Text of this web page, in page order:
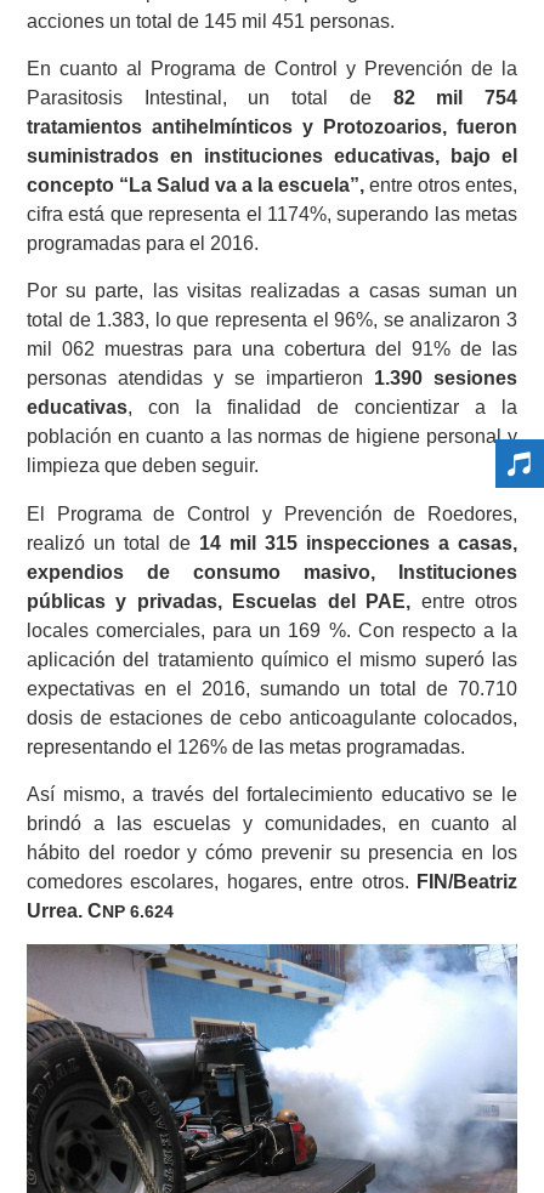
acciones un total de 145 mil 451 personas.
En cuanto al Programa de Control y Prevención de la
Parasitosis Intestinal, un total de82 mil 754
tratamientos antihelmínticos y Protozoarios, fueron
suministrados en instituciones educativas, bajo el
concepto “La Salud va a la escuela”, entre otros entes,
cifra está que representa el 1174%, superando las metas
programadas para el 2016.
Por su parte, las visitas realizadas a casas suman un
total de 1.383, lo que representa el 96%, se analizaron 3
mil 062 muestras para una cobertura del 91% de las
personas atendidas y se impartieron 1.390 sesiones
educativas, con la finalidad de concientizar a la
población en cuanto a las normas de higiene personal y
limpieza que deben seguir.
El Programa de Control y Prevención de Roedores,
realizó un total de 14 mil 315 inspecciones a casas,
expendios de consumo masivo, Instituciones
públicas y privadas, Escuelas del PAE, entre otros
locales comerciales, para un 169 %. Con respecto a la
aplicación del tratamiento químico el mismo superó las
expectativas en el 2016, sumando un total de 70.710
dosis de estaciones de cebo anticoagulante colocados,
representando el 126% de las metas programadas.
Así mismo, a través del fortalecimiento educativo se le
brindó a las escuelas y comunidades, en cuanto al
hábito del roedor y cómo prevenir su presencia en los
comedores escolares, hogares, entre otros. FIN/Beatriz
Urrea. CNP 6.624